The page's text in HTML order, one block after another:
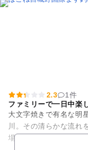
2.3
1件
ファミリーで一日中楽
大文字焼きで有名な明
川。その清らかな流れ
場では、指定の場所に